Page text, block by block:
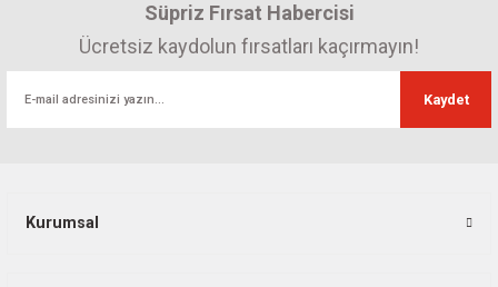
Süpriz Fırsat Habercisi
Ücretsiz kaydolun fırsatları kaçırmayın!
Kaydet
Kurumsal